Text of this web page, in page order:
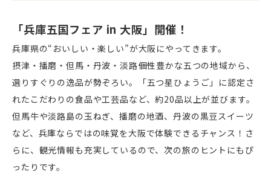
大阪市街地開発株式会社
ディアモール大阪
湊町リバープレイス
ディーズスクエア主催企画
- 梅田一丁目美味しい市場 -
「兵庫五国フェア in 大阪」開催！
兵庫県の“おいしい・楽しい”が大阪にやってきます。
摂津・播磨・但馬・丹波・淡路――個性豊かな五つの地域から、
選りすぐりの逸品が勢ぞろい。「五つ星ひょうご」に認定さ
れたこだわりの食品や工芸品など、約20品以上が並びます。
但馬牛や淡路島の玉ねぎ、播磨の地酒、丹波の黒豆スイーツ
など、兵庫ならではの味覚を大阪で体験できるチャンス！さ
らに、観光情報も充実しているので、次の旅のヒントにもぴ
ったりです。